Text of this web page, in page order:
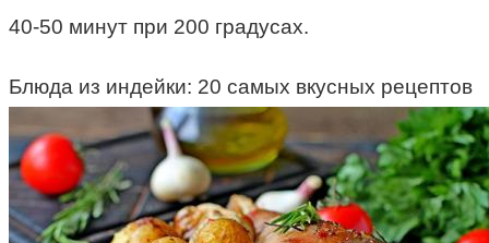
40-50 минут при 200 градусах.
Блюда из индейки: 20 самых вкусных рецептов